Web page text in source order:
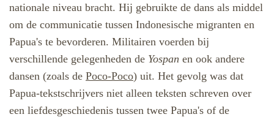
nationale niveau bracht. Hij gebruikte de dans als middel
om de communicatie tussen Indonesische migranten en
Papua's te bevorderen. Militairen voerden bij
verschillende gelegenheden de Yospan en ook andere
dansen (zoals de Poco-Poco) uit. Het gevolg was dat
Papua-tekstschrijvers niet alleen teksten schreven over
een liefdesgeschiedenis tussen twee Papua's of de